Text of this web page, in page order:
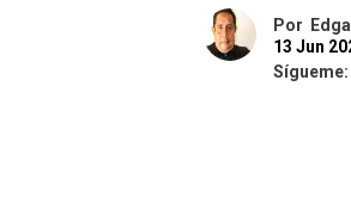
Por
13 Jun
Sígueme: